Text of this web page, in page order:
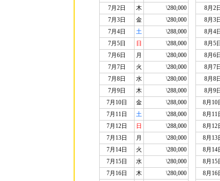
7月2日
木
\280,000
7月3日
金
\280,000
7月4日
土
\288,000
7月5日
日
\288,000
7月6日
月
\280,000
7月7日
火
\280,000
7月8日
水
\280,000
7月9日
木
\288,000
7月10日
金
\288,000
7月11日
土
\288,000
7月12日
日
\288,000
7月13日
月
\280,000
7月14日
火
\280,000
7月15日
水
\280,000
7月16日
木
\280,000
8月2
8月3
8月4
8月5
8月6
8月7
8月8
8月9
8月10
8月11
8月12
8月13
8月14
8月15
8月16